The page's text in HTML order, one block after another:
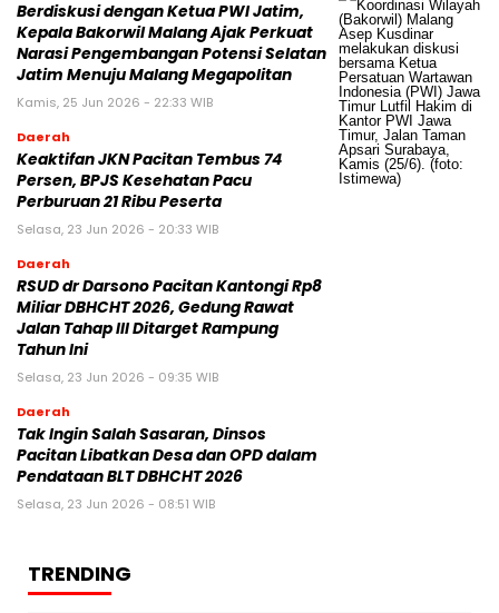
Berdiskusi dengan Ketua PWI Jatim,
Kepala Bakorwil Malang Ajak Perkuat
Narasi Pengembangan Potensi Selatan
Jatim Menuju Malang Megapolitan
Kamis, 25 Jun 2026 - 22:33 WIB
Daerah
Keaktifan JKN Pacitan Tembus 74
Persen, BPJS Kesehatan Pacu
Perburuan 21 Ribu Peserta
Selasa, 23 Jun 2026 - 20:33 WIB
Daerah
RSUD dr Darsono Pacitan Kantongi Rp8
Miliar DBHCHT 2026, Gedung Rawat
Jalan Tahap III Ditarget Rampung
Tahun Ini
Selasa, 23 Jun 2026 - 09:35 WIB
Daerah
Tak Ingin Salah Sasaran, Dinsos
Pacitan Libatkan Desa dan OPD dalam
Pendataan BLT DBHCHT 2026
Selasa, 23 Jun 2026 - 08:51 WIB
TRENDING